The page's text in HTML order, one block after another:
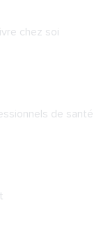
chez soi
de santé